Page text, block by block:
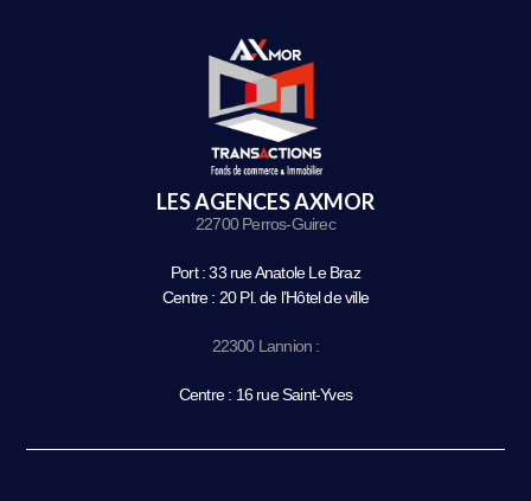
LES AGENCES AXMOR
22700 Perros-Guirec
Port : 33 rue Anatole Le Braz
Centre : 20 Pl. de l’Hôtel de ville
22300 Lannion :
Centre : 16 rue Saint-Yves